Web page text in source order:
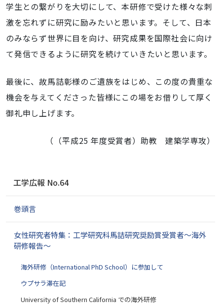
学生との繋がりを大切にして、本研修で受けた様々な刺
激を忘れずに研究に励みたいと思います。そして、日本
のみならず世界に目を向け、研究成果を国際社会に向け
て発信できるように研究を続けていきたいと思います。
最後に、故馬詰彰様のご遺族をはじめ、この度の貴重な
機会を与えてくださった皆様にこの場をお借りして厚く
御礼申し上げます。
（（平成25 年度受賞者）助教 建築学専攻）
ゲ
シ
工学広報 No.64
巻頭言
女性研究者特集：工学研究科馬詰研究奨励賞受賞者～海外
研修報告～
海外研修（International PhD School）に参加して
ウプサラ滞在記
University of Southern California での海外研修